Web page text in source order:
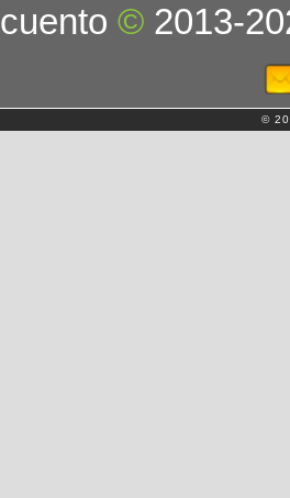
cuento© 2013-
©